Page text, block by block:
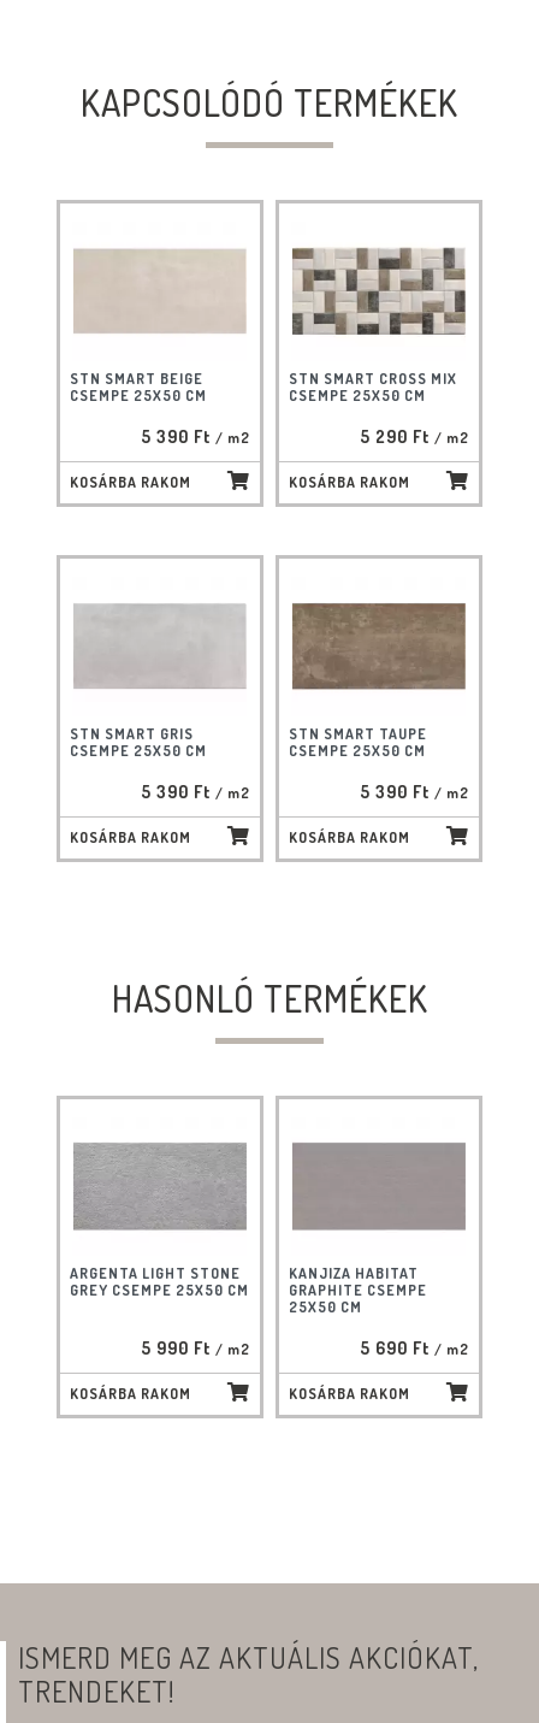
KAPCSOLÓDÓ TERMÉKEK
STN SMART BEIGE
CSEMPE 25X50 CM
5 390 Ft / m2
KOSÁRBA RAKOM
STN SMART CROSS MIX
CSEMPE 25X50 CM
5 290 Ft / m2
KOSÁRBA RAKOM
STN SMART GRIS
CSEMPE 25X50 CM
5 390 Ft / m2
KOSÁRBA RAKOM
STN SMART TAUPE
CSEMPE 25X50 CM
5 390 Ft / m2
KOSÁRBA RAKOM
HASONLÓ TERMÉKEK
ARGENTA LIGHT STONE
GREY CSEMPE 25X50 CM
5 990 Ft / m2
KOSÁRBA RAKOM
KANJIZA HABITAT
GRAPHITE CSEMPE
25X50 CM
5 690 Ft / m2
KOSÁRBA RAKOM
ISMERD MEG AZ AKTUÁLIS AKCIÓKAT,
TRENDEKET!